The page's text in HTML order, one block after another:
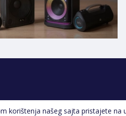
korištenja našeg sajta pristajete na